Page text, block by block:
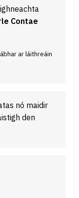
Contae
ar láithreáin
nó maidir
den